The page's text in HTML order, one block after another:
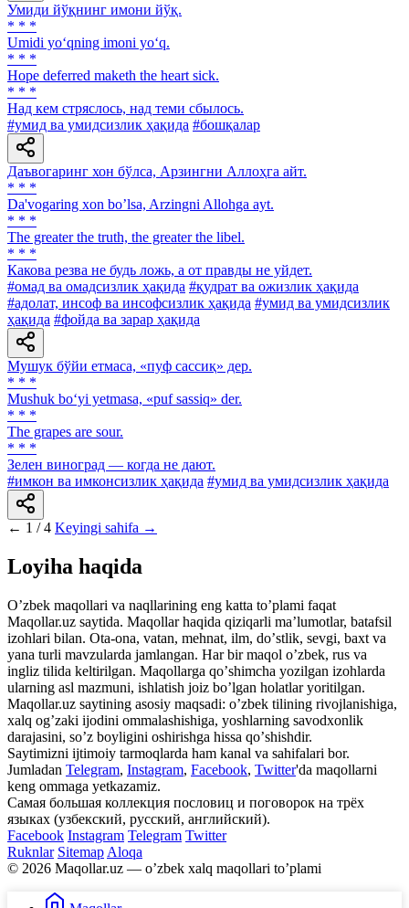
Умиди йўқнинг имони йўқ.
* * *
Umidi yo‘qning imoni yo‘q.
* * *
Hope deferred maketh the heart sick.
* * *
Над кем стряслось, над теми сбылось.
#умид ва умидсизлик ҳақида #бошқалар
Даъвогаринг хон бўлса, Арзингни Аллоҳга айт.
* * *
Da'vogaring xon bo’lsa, Arzingni Allohga ayt.
* * *
The greater the truth, the greater the libel.
* * *
Какова резва не будь ложь, а от правды не уйдет.
#омад ва омадсизлик ҳақида #қудрат ва ожизлик ҳақида
#адолат, инсоф ва инсофсизлик ҳақида #умид ва умидсизлик
ҳақида #фойда ва зарар ҳақида
Мушук бўйи етмаса, «пуф сассиқ» дер.
* * *
Mushuk bo‘yi yetmasa, «puf sassiq» der.
* * *
The grapes are sour.
* * *
Зелен виноград — когда не дают.
#имкон ва имконсизлик ҳақида #умид ва умидсизлик ҳақида
← 1 / 4 Keyingi sahifa →
Loyiha haqida
Oʼzbek maqollari va naqllarining eng katta toʼplami faqat
Maqollar.uz saytida. Maqollar haqida qiziqarli maʼlumotlar, batafsil
izohlari bilan. Ota-ona, vatan, mehnat, ilm, doʼstlik, sevgi, baxt va
yana turli mavzularda jamlangan. Har bir maqol oʼzbek, rus va
ingliz tilida keltirilgan. Maqollarga qoʼshimcha yozilgan izohlarda
ularning asl mazmuni, ishlatish joiz boʼlgan holatlar yoritilgan.
Maqollar.uz saytining asosiy maqsadi: oʼzbek tilining rivojlanishiga,
xalq ogʼzaki ijodini ommalashishiga, yoshlarning savodxonlik
darajasini, soʼz boyligini oshirishga hissa qoʼshishdir.
Saytimizni ijtimoiy tarmoqlarda ham kanal va sahifalari bor.
Jumladan Telegram, Instagram, Facebook, Twitter'da maqollarni
keng ommaga yetkazamiz.
Самая большая коллекция пословиц и поговорок на трёх
языках (узбекский, русский, английский).
Facebook Instagram Telegram Twitter
Ruknlar Sitemap Aloqa
© 2026 Maqollar.uz — oʼzbek xalq maqollari toʼplami